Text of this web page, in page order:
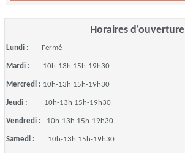
Horaires d'ouverture
Lundi : Fermé
Mardi : 10h-13h 15h-19h30
Mercredi : 10h-13h 15h-19h30
Jeudi : 10h-13h 15h-19h30
Vendredi : 10h-13h 15h-19h30
Samedi : 10h-13h 15h-19h30